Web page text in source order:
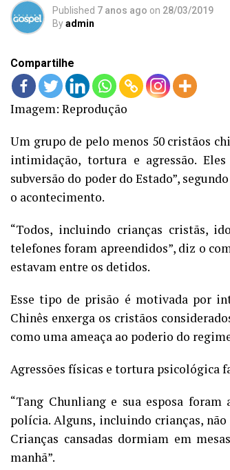
Published 7 anos ago on 28/03/2019
Byadmin
Compartilhe
Imagem: Reprodução
Um grupo de pelo menos 50 cristãos
intimidação, tortura e agressão.
subversão do poder do Estado”,
o acontecimento.
“Todos, incluindo crianças cristãs,
telefones foram apreendidos”, diz o
estavam entre os detidos.
Esse tipo de prisão é motivada por
Chinês enxerga os cristãos
como uma ameaça ao poderio do
Agressões físicas e tortura psicológica
“Tang Chunliang e sua esposa
polícia. Alguns, incluindo crianças,
Crianças cansadas dormiam em
manhã”.